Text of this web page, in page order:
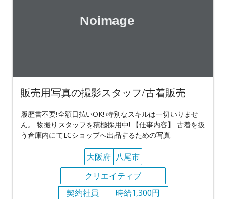
販売用写真の撮影スタッフ/古着販売
履歴書不要!全額日払いOK! 特別なスキルは一切いりませ
ん。 物撮りスタッフを積極採用中! 【仕事内容】 古着を扱
う倉庫内にてECショップへ出品するための写真
大阪府 八尾市
クリエイティブ
契約社員
時給1,300円